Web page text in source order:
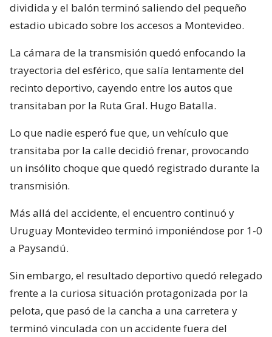
dividida y el balón terminó saliendo del pequeño
estadio ubicado sobre los accesos a Montevideo.
La cámara de la transmisión quedó enfocando la
trayectoria del esférico, que salía lentamente del
recinto deportivo, cayendo entre los autos que
transitaban por la Ruta Gral. Hugo Batalla.
Lo que nadie esperó fue que, un vehículo que
transitaba por la calle decidió frenar, provocando
un insólito choque que quedó registrado durante la
transmisión.
Más allá del accidente, el encuentro continuó y
Uruguay Montevideo terminó imponiéndose por 1-0
a Paysandú.
Sin embargo, el resultado deportivo quedó relegado
frente a la curiosa situación protagonizada por la
pelota, que pasó de la cancha a una carretera y
terminó vinculada con un accidente fuera del